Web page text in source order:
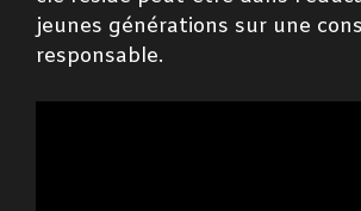
jeunes générations sur une
responsable.